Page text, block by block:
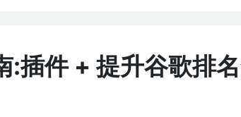
插件 + 提升谷歌排